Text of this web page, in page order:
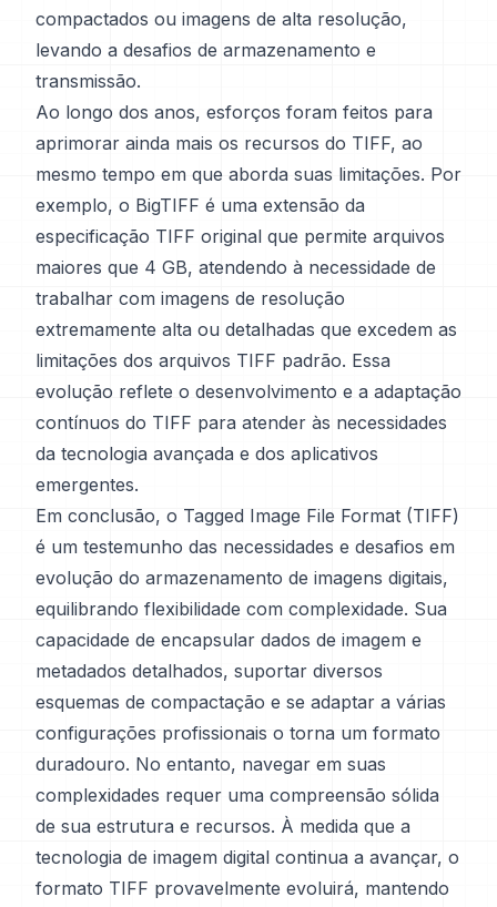
compactados ou imagens de alta resolução,
levando a desafios de armazenamento e
transmissão.
Ao longo dos anos, esforços foram feitos para
aprimorar ainda mais os recursos do TIFF, ao
mesmo tempo em que aborda suas limitações. Por
exemplo, o BigTIFF é uma extensão da
especificação TIFF original que permite arquivos
maiores que 4 GB, atendendo à necessidade de
trabalhar com imagens de resolução
extremamente alta ou detalhadas que excedem as
limitações dos arquivos TIFF padrão. Essa
evolução reflete o desenvolvimento e a adaptação
contínuos do TIFF para atender às necessidades
da tecnologia avançada e dos aplicativos
emergentes.
Em conclusão, o Tagged Image File Format (TIFF)
é um testemunho das necessidades e desafios em
evolução do armazenamento de imagens digitais,
equilibrando flexibilidade com complexidade. Sua
capacidade de encapsular dados de imagem e
metadados detalhados, suportar diversos
esquemas de compactação e se adaptar a várias
configurações profissionais o torna um formato
duradouro. No entanto, navegar em suas
complexidades requer uma compreensão sólida
de sua estrutura e recursos. À medida que a
tecnologia de imagem digital continua a avançar, o
formato TIFF provavelmente evoluirá, mantendo